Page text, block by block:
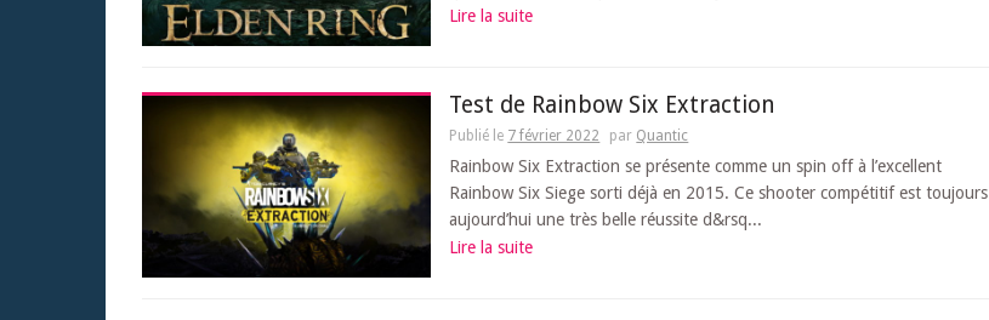
Lire la suite
Test de Rainbow Six Extraction
Publié le 7 février 2022 par Quantic
Rainbow Six Extraction se présente comme un spin off à l’excellent
Rainbow Six Siege sorti déjà en 2015. Ce shooter compétitif est toujours
aujourd’hui une très belle réussite d&rsq...
Lire la suite